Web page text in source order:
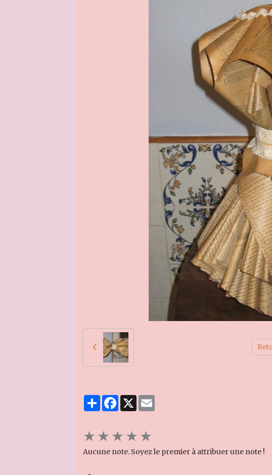
PartagerFacebook
X
★★★★★
Aucune note. Soyez le premier à attribuer une note !